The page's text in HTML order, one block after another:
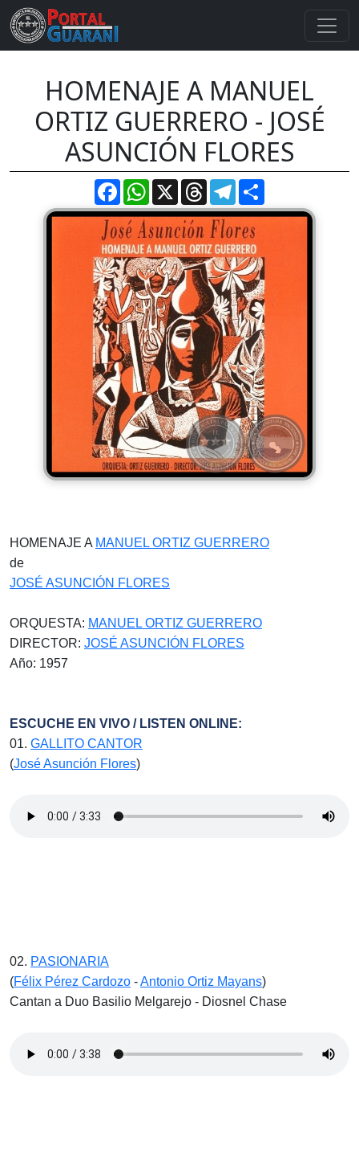
HOMENAJE A MANUEL
ORTIZ GUERRERO - JOSÉ
ASUNCIÓN FLORES
FacebookWhatsApp
X ThreadsTelegram
HOMENAJE A MANUEL ORTIZ GUERRERO
de
JOSÉ ASUNCIÓN FLORES
ORQUESTA: MANUEL ORTIZ GUERRERO
DIRECTOR: JOSÉ ASUNCIÓN FLORES
Año: 1957
ESCUCHE EN VIVO / LISTEN ONLINE:
01. GALLITO CANTOR
(José Asunción Flores)
02. PASIONARIA
(Félix Pérez Cardozo -Antonio Ortiz Mayans)
Cantan a Duo Basilio Melgarejo - Diosnel Chase